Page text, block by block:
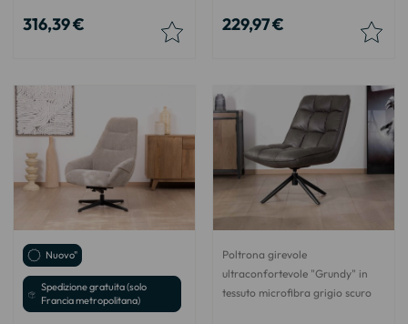
316,39 € 229,97 €
Nuovo"
Spedizione gratuita (solo
Francia metropolitana)
Poltrona girevole
ultraconfortevole "Grundy" in
tessuto microfibra grigio scuro